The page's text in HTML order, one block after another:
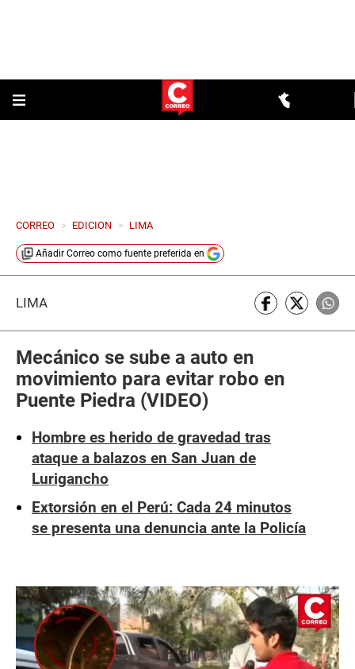
CORREO > EDICION > LIMA
Añadir Correo como fuente preferida en
LIMA
Mecánico se sube a auto en
movimiento para evitar robo en
Puente Piedra (VIDEO)
Hombre es herido de gravedad tras
ataque a balazos en San Juan de
Lurigancho
Extorsión en el Perú: Cada 24 minutos
se presenta una denuncia ante la Policía